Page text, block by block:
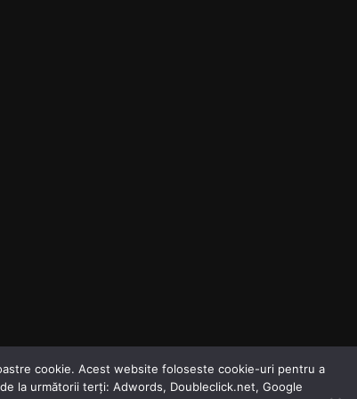
cookie. Acest website foloseste cookie-uri pentru a
la următorii terți: Adwords, Doubleclick.net, Google